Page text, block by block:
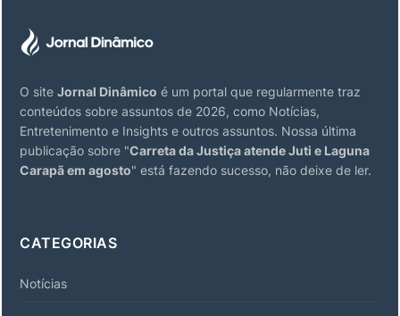
O site Jornal Dinâmico é um portal que regularmente traz
conteúdos sobre assuntos de 2026, como Notícias,
Entretenimento e Insights e outros assuntos. Nossa última
publicação sobre "Carreta da Justiça atende Juti e Laguna
Carapã em agosto" está fazendo sucesso, não deixe de ler.
CATEGORIAS
Notícias